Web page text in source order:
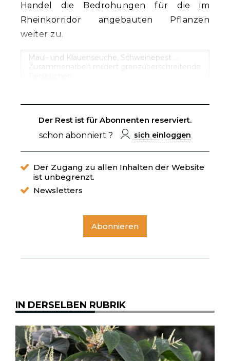
Handel die Bedrohungen für die im
Rheinkorridor angebauten Pflanzen
weiter zu.
Maul- und Klauenseuche, Schweinepest …
Zusammenarbeit mildert grenzüberschreitende
Der Rest ist für Abonnenten reserviert.
schon abonniert ?
sich einloggen
Der Zugang zu allen Inhalten der Website
ist unbegrenzt.
Newsletters
Abonnieren
IN DERSELBEN RUBRIK